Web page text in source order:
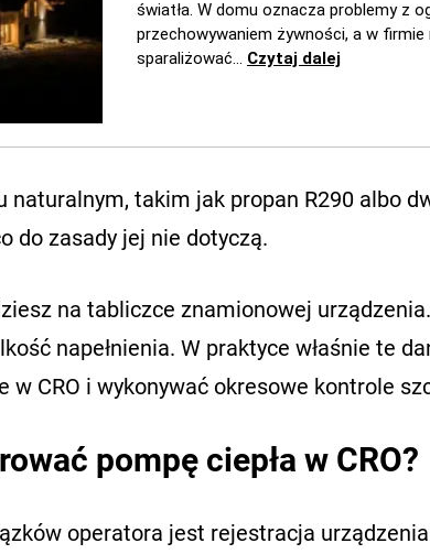
takim jak propan R290 albo
do zasady jej nie dotyczą.
na tabliczce znamionowej
napełnienia. W praktyce właśnie te
CRO i wykonywać okresowe kontrole
pompę ciepła w CRO?
operatora jest rejestracja